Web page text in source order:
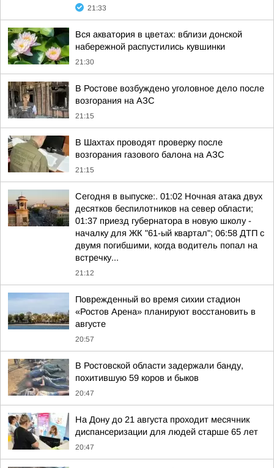
21:33
Вся акватория в цветах: вблизи донской
набережной распустились кувшинки
21:30
В Ростове возбуждено уголовное дело после
возгорания на АЗС
21:15
В Шахтах проводят проверку после
возгорания газового балона на АЗС
21:15
Сегодня в выпуске:. 01:02 Ночная атака двух
десятков беспилотников на север области;
01:37 приезд губернатора в новую школу -
началку для ЖК "61-ый квартал"; 06:58 ДТП с
двумя погибшими, когда водитель попал на
встречку...
21:12
Поврежденный во время сихии стадион
«Ростов Арена» планируют восстановить в
августе
20:57
В Ростовской области задержали банду,
похитившую 59 коров и быков
20:47
На Дону до 21 августа проходит месячник
диспансеризации для людей старше 65 лет
20:47